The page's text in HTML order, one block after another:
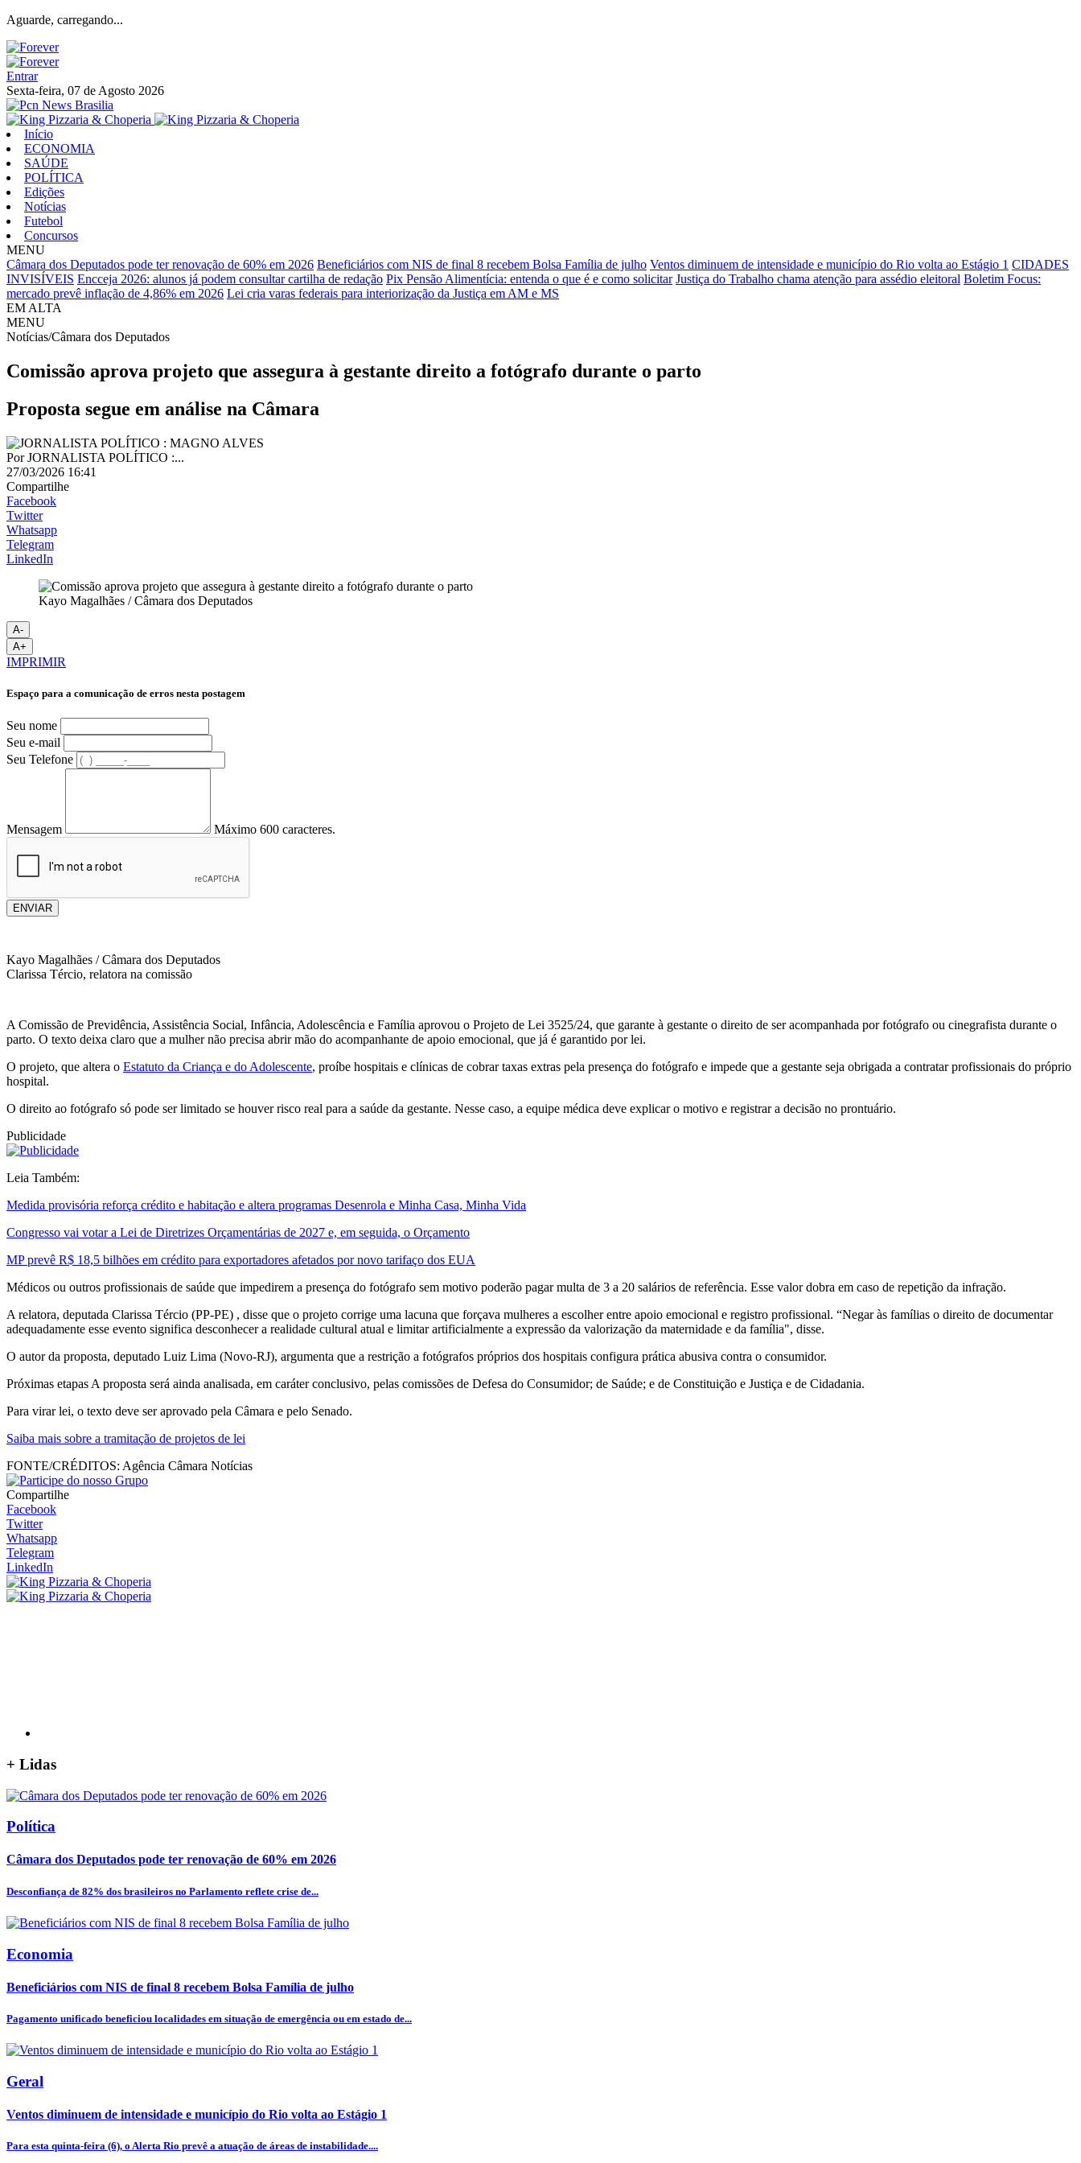
Aguarde, carregando...
Entrar
Sexta-feira, 07 de Agosto 2026
Início
ECONOMIA
SAÚDE
POLÍTICA
Edições
Notícias
Futebol
Concursos
MENU
Câmara dos Deputados pode ter renovação de 60% em 2026 Beneficiários com NIS de final 8 recebem Bolsa Família de julho Ventos diminuem de intensidade e município do Rio volta ao Estágio 1 CIDADES
INVISÍVEIS Encceja 2026: alunos já podem consultar cartilha de redação Pix Pensão Alimentícia: entenda o que é e como solicitar Justiça do Trabalho chama atenção para assédio eleitoral Boletim Focus:
mercado prevê inflação de 4,86% em 2026 Lei cria varas federais para interiorização da Justiça em AM e MS
EM ALTA
MENU
Notícias/Câmara dos Deputados
Comissão aprova projeto que assegura à gestante direito a fotógrafo durante o parto
Proposta segue em análise na Câmara
PorJORNALISTA POLÍTICO :...
27/03/2026 16:41
Compartilhe
Facebook
Twitter
Whatsapp
Telegram
LinkedIn
Kayo Magalhães / Câmara dos Deputados
A-
A+
IMPRIMIR
Espaço para a comunicação de erros nesta postagem
Seu nome
Seu e-mail
Seu Telefone
Mensagem Máximo 600 caracteres.
ENVIAR
Kayo Magalhães / Câmara dos Deputados
Clarissa Tércio, relatora na comissão
A Comissão de Previdência, Assistência Social, Infância, Adolescência e Família aprovou o Projeto de Lei 3525/24, que garante à gestante o direito de ser acompanhada por fotógrafo ou cinegrafista durante o
parto. O texto deixa claro que a mulher não precisa abrir mão do acompanhante de apoio emocional, que já é garantido por lei.
O projeto, que altera o Estatuto da Criança e do Adolescente, proíbe hospitais e clínicas de cobrar taxas extras pela presença do fotógrafo e impede que a gestante seja obrigada a contratar profissionais do próprio
hospital.
O direito ao fotógrafo só pode ser limitado se houver risco real para a saúde da gestante. Nesse caso, a equipe médica deve explicar o motivo e registrar a decisão no prontuário.
Publicidade
Leia Também:
Medida provisória reforça crédito e habitação e altera programas Desenrola e Minha Casa, Minha Vida
Congresso vai votar a Lei de Diretrizes Orçamentárias de 2027 e, em seguida, o Orçamento
MP prevê R$ 18,5 bilhões em crédito para exportadores afetados por novo tarifaço dos EUA
Médicos ou outros profissionais de saúde que impedirem a presença do fotógrafo sem motivo poderão pagar multa de 3 a 20 salários de referência. Esse valor dobra em caso de repetição da infração.
A relatora, deputada Clarissa Tércio (PP-PE) , disse que o projeto corrige uma lacuna que forçava mulheres a escolher entre apoio emocional e registro profissional. “Negar às famílias o direito de documentar
adequadamente esse evento significa desconhecer a realidade cultural atual e limitar artificialmente a expressão da valorização da maternidade e da família", disse.
O autor da proposta, deputado Luiz Lima (Novo-RJ), argumenta que a restrição a fotógrafos próprios dos hospitais configura prática abusiva contra o consumidor.
Próximas etapas A proposta será ainda analisada, em caráter conclusivo, pelas comissões de Defesa do Consumidor; de Saúde; e de Constituição e Justiça e de Cidadania.
Para virar lei, o texto deve ser aprovado pela Câmara e pelo Senado.
Saiba mais sobre a tramitação de projetos de lei
FONTE/CRÉDITOS: Agência Câmara Notícias
Compartilhe
Facebook
Twitter
Whatsapp
Telegram
LinkedIn
+ Lidas
Política
Câmara dos Deputados pode ter renovação de 60% em 2026
Desconfiança de 82% dos brasileiros no Parlamento reflete crise de...
Economia
Beneficiários com NIS de final 8 recebem Bolsa Família de julho
Pagamento unificado beneficiou localidades em situação de emergência ou em estado de...
Geral
Ventos diminuem de intensidade e município do Rio volta ao Estágio 1
Para esta quinta-feira (6), o Alerta Rio prevê a atuação de áreas de instabilidade....